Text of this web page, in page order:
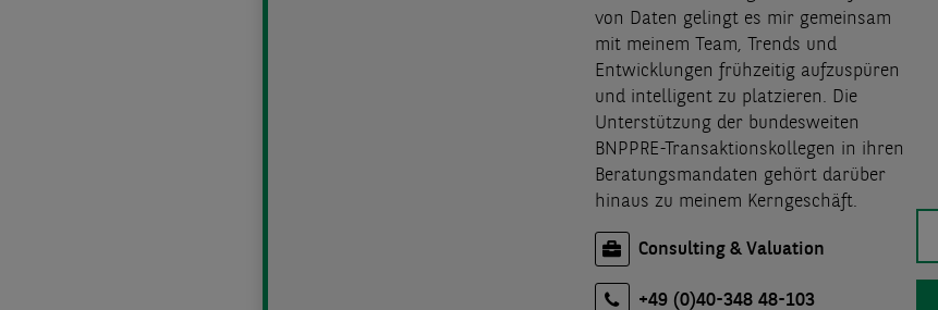
von Daten gelingt es mir gemeinsam
mit meinem Team, Trends und
Entwicklungen frühzeitig aufzuspüren
und intelligent zu platzieren. Die
Unterstützung der bundesweiten
BNPPRE-Transaktionskollegen in ihren
Beratungsmandaten gehört darüber
hinaus zu meinem Kerngeschäft.
Consulting & Valuation
+49 (0)40-348 48-103